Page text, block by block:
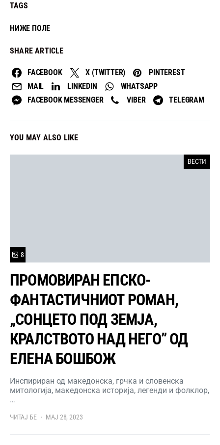
TAGS
НИЖЕ ПОЛЕ
SHARE ARTICLE
FACEBOOK X (TWITTER)
PINTEREST
MAIL
LINKEDIN
WHATSAPP
FACEBOOK MESSENGER
VIBER TELEGRAM
YOU MAY ALSO LIKE
ВЕСТИ
8
ПРОМОВИРАН ЕПСКО-
ФАНТАСТИЧНИОТ РОМАН,
„СОНЦЕТО ПОД ЗЕМЈА,
КРАЛСТВОТО НАД НЕГО” ОД
ЕЛЕНА БОШБОЖ
Инспириран од македонска, грчка и словенска
митологија, македонска историја, легенди и фолклор,
…
ЧИТАЈ БЕ МАЈ 28, 2023